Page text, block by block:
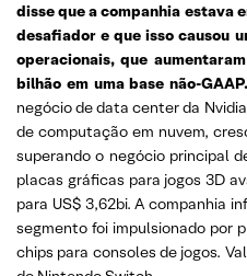
disse que a companhia estava
desafiador e que isso causou
operacionais, que
bilhão em uma base não-GAAP.
negócio de data center da
de computação em nuvem,
superando o negócio principal
placas gráficas para jogos 3D
para US$ 3,62bi. A companhia
segmento foi impulsionado por
chips para consoles de jogos.